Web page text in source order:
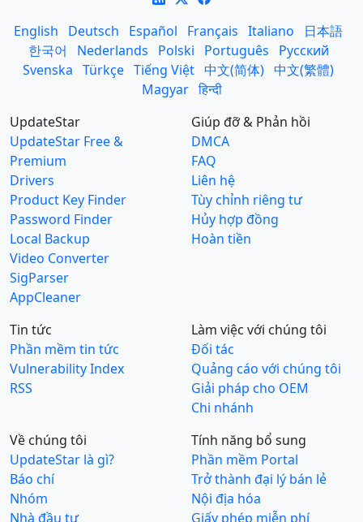
English Deutsch Español Français Italiano
日本語
한국어
Nederlands Polski Português
Русский
Svenska Türkçe Tiếng Việt 中文(简体) 中文(繁體)
Magyar हिन्दी
UpdateStar
UpdateStar Free &
Premium
Drivers
Product Key Finder
Password Finder
Local Backup
Video Converter
SigParser
AppCleaner
Giúp đỡ & Phản hồi
DMCA
FAQ
Liên hệ
Tùy chỉnh riêng tư
Hủy hợp đồng
Hoàn tiền
Tin tức
Phần mềm tin tức
Vulnerability Index
RSS
Làm việc với chúng tôi
Đối tác
Quảng cáo với chúng tôi
Giải pháp cho OEM
Chi nhánh
Về chúng tôi
UpdateStar là gì?
Báo chí
Nhóm
Nhà đầu tư
Tính năng bổ sung
Phần mềm Portal
Trở thành đại lý bán lẻ
Nội địa hóa
Giấy phép miễn phí